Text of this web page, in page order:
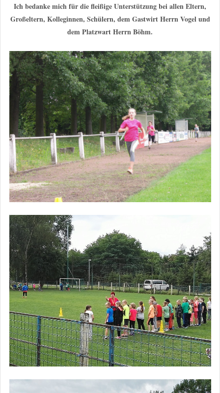
Ich bedanke mich für die fleißige Unterstützung bei allen Eltern,
Großeltern, Kolleginnen, Schülern, dem Gastwirt Herrn Vogel und
dem Platzwart Herrn Böhm.